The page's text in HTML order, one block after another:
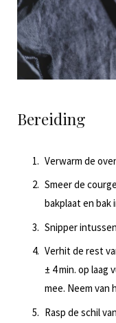
Bereiding
Verwarm de
Smeer de
bakplaat en bak
Snipper
Verhit de rest
± 4 min. op laag
mee. Neem van
Rasp de schil